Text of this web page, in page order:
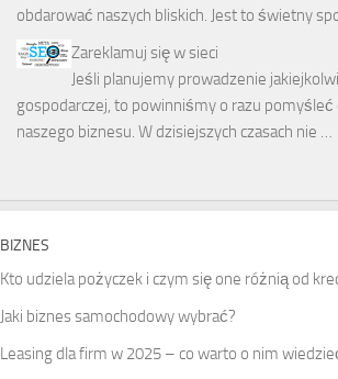
obdarować naszych bliskich. Jest to świetny
Zareklamuj się w sieci
Jeśli planujemy prowadzenie
gospodarczej, to powinniśmy o razu
naszego biznesu. W dzisiejszych czasach nie …
BIZNES
Kto udziela pożyczek i czym się one różnią od
Jaki biznes samochodowy wybrać?
Leasing dla firm w 2025 – co warto o nim